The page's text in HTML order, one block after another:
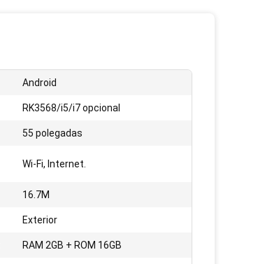
Android
RK3568/i5/i7 opcional
55 polegadas
Wi-Fi, Internet.
16.7M
Exterior
RAM 2GB + ROM 16GB